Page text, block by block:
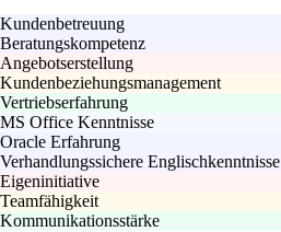
Kundenbetreuung
Beratungskompetenz
Angebotserstellung
Kundenbeziehungsmanagement
Vertriebserfahrung
MS Office Kenntnisse
Oracle Erfahrung
Verhandlungssichere Englischkenntnisse
Eigeninitiative
Teamfähigkeit
Kommunikationsstärke